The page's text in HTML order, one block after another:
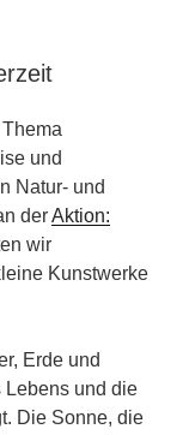
und
Natur- und
derAktion:
wir
Kunstwerke
Erde und
Lebens und die
Die Sonne, die